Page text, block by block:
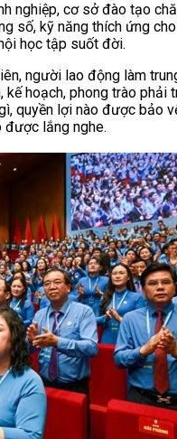
nghiệp, cơ sở đào tạo
số, kỹ năng thích ứng
học tập suốt đời.
người lao động làm
hoạch, phong trào phải
quyền lợi nào được bảo
được lắng nghe.